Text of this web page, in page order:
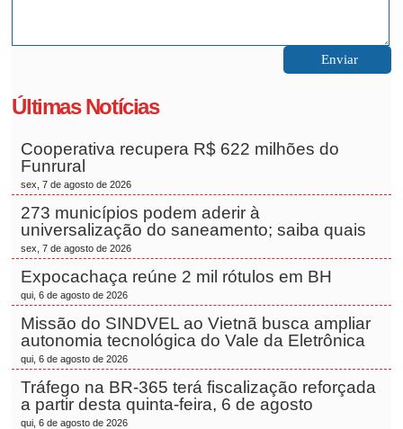
Últimas Notícias
Cooperativa recupera R$ 622 milhões do
Funrural
sex, 7 de agosto de 2026
273 municípios podem aderir à
universalização do saneamento; saiba quais
sex, 7 de agosto de 2026
Expocachaça reúne 2 mil rótulos em BH
qui, 6 de agosto de 2026
Missão do SINDVEL ao Vietnã busca ampliar
autonomia tecnológica do Vale da Eletrônica
qui, 6 de agosto de 2026
Tráfego na BR-365 terá fiscalização reforçada
a partir desta quinta-feira, 6 de agosto
qui, 6 de agosto de 2026